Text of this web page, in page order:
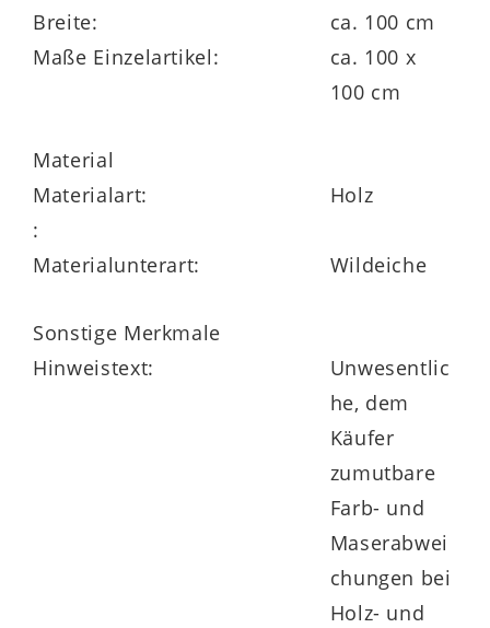
Breite:
ca. 100 cm
Maße Einzelartikel:
ca. 100 x
100 cm
Material
Materialart:
Holz
:
Materialunterart:
Wildeiche
Sonstige Merkmale
Hinweistext:
Unwesentlic
he, dem
Käufer
zumutbare
Farb- und
Maserabwei
chungen bei
Holz- und